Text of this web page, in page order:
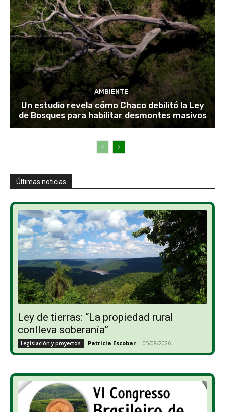
AMBIENTE
Un estudio revela cómo Chaco debilitó la Ley
de Bosques para habilitar desmontes masivos
Últimas noticias
Ley de tierras: “La propiedad rural
conlleva soberanía”
Legislación y proyectos Patricia Escobar - 05/08/2026